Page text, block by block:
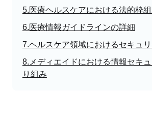
5.医療ヘルスケアにおける法的枠組
6.医療情報ガイドラインの詳細
7.ヘルスケア領域におけるセキュリ
8.メディエイドにおける情報セキ
り組み